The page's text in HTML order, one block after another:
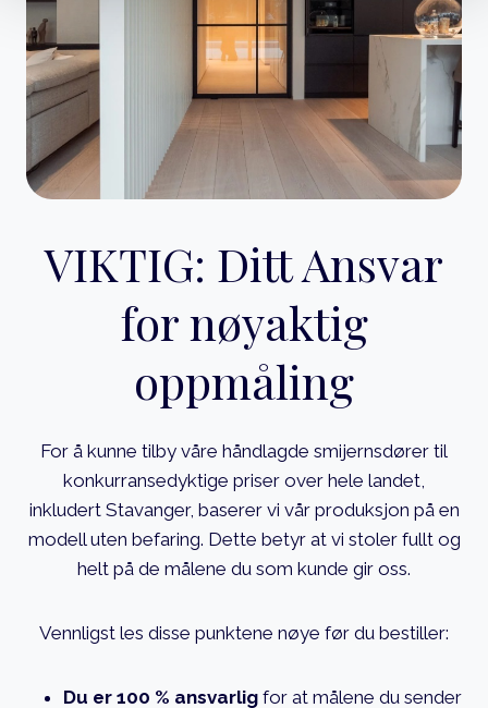
VIKTIG: Ditt Ansvar
for nøyaktig
oppmåling
For å kunne tilby våre håndlagde smijernsdører til
konkurransedyktige priser over hele landet,
inkludert Stavanger, baserer vi vår produksjon på en
modell uten befaring. Dette betyr at vi stoler fullt og
helt på de målene du som kunde gir oss.
Vennligst les disse punktene nøye før du bestiller:
Du er 100 % ansvarlig for at målene du sender